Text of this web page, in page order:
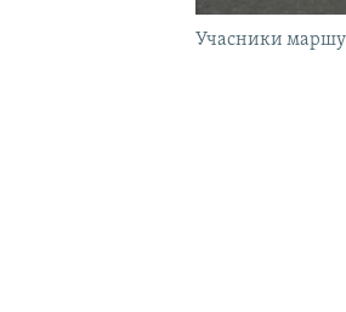
Учасники маршу